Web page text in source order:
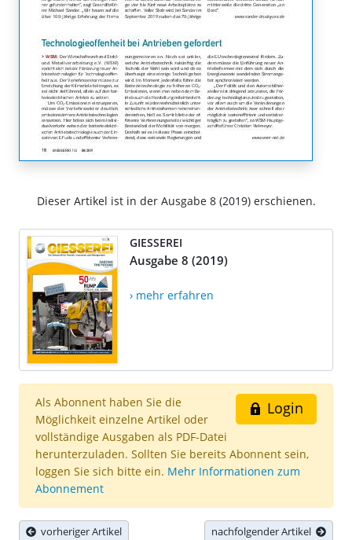
Dieser Artikel ist in der Ausgabe 8 (2019) erschienen.
GIESSEREI
Ausgabe 8 (2019)
› mehr erfahren
Login
Als Abonnent haben Sie die
Möglichkeit einzelne Artikel oder
vollständige Ausgaben als PDF-Datei
herunterzuladen. Sollten Sie bereits Abonnent sein,
loggen Sie sich bitte ein. Mehr Informationen zum
Abonnement
vorheriger Artikel nachfolgender Artikel